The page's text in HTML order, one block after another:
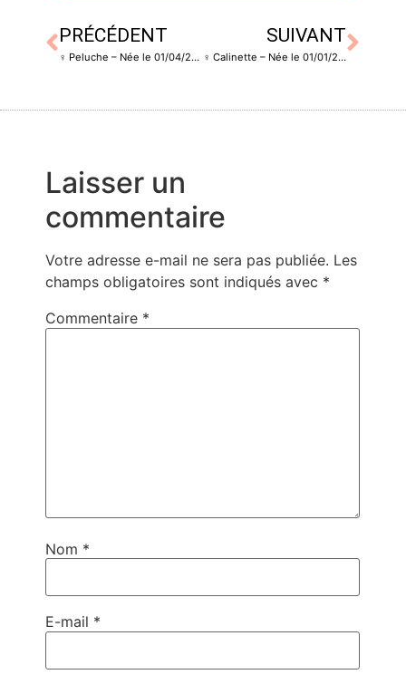
PRÉCÉDENT
♀️ Peluche – Née le 01/04/2020 – Stérilisée
SUIVANT
♀️ Calinette – Née le 01/01/2017 – Stérilisée
Laisser un
commentaire
Votre adresse e-mail ne sera pas publiée. Les
champs obligatoires sont indiqués avec *
Commentaire *
Nom *
E-mail *